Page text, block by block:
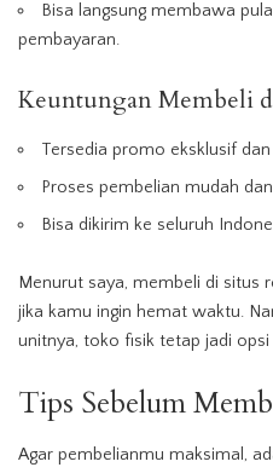
Bisa langsung membawa
pembayaran.
Keuntungan Membeli
Tersedia promo eksklusif
Proses pembelian mudah
Bisa dikirim ke seluruh
Menurut saya, membeli di situs
jika kamu ingin hemat waktu.
unitnya, toko fisik tetap jadi opsi
Tips Sebelum
Agar pembelianmu maksimal,